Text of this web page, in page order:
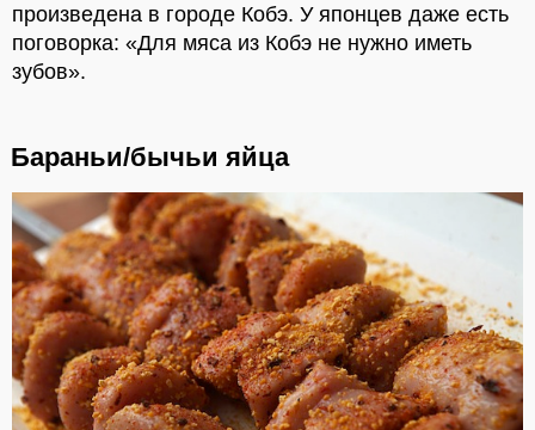
произведена в городе Кобэ. У японцев даже есть
поговорка: «Для мяса из Кобэ не нужно иметь
зубов».
Бараньи/бычьи яйца